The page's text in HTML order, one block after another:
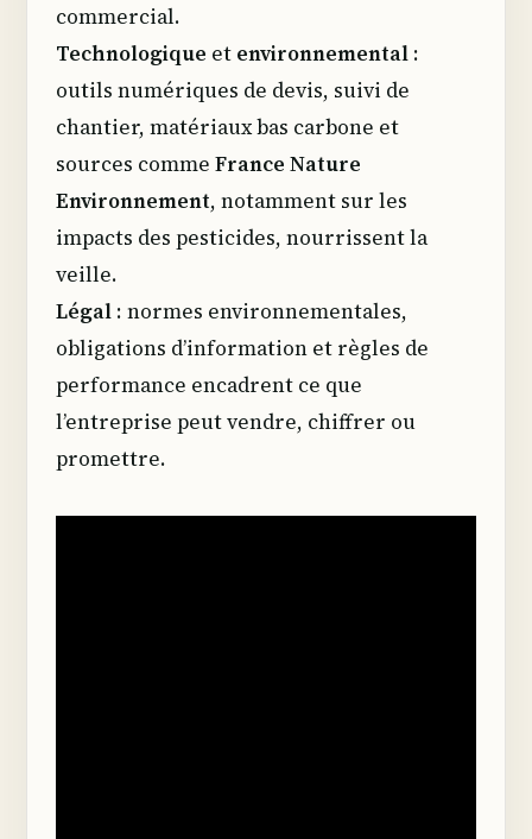
commercial.
Technologique et environnemental :
outils numériques de devis, suivi de
chantier, matériaux bas carbone et
sources comme France Nature
Environnement, notamment sur les
impacts des pesticides, nourrissent la
veille.
Légal : normes environnementales,
obligations d’information et règles de
performance encadrent ce que
l’entreprise peut vendre, chiffrer ou
promettre.